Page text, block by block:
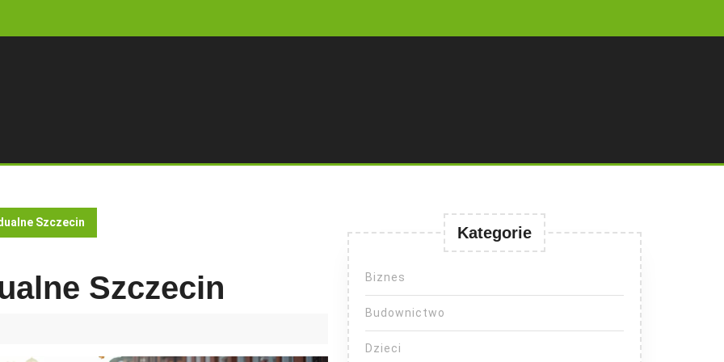
Szczecin
Szczecin
Kategorie
Biznes
Budownictwo
Dzieci